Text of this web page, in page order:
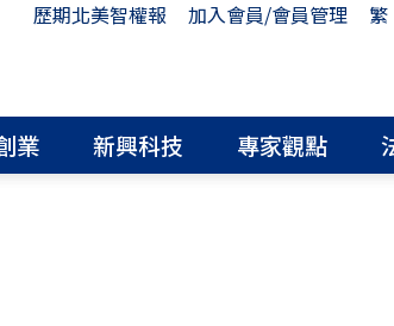
歷期北美智權報 加入會員/會員管理
繁
業 新興科技 專家觀點